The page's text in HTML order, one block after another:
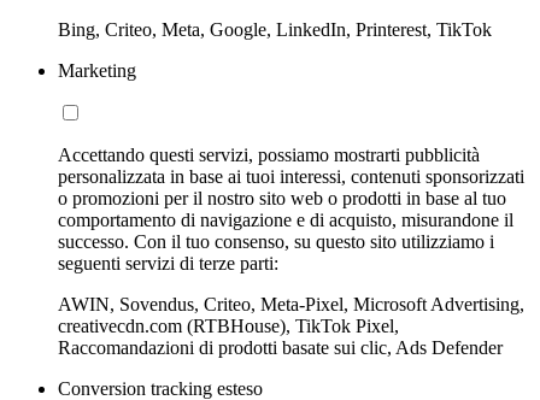
Bing, Criteo, Meta, Google, LinkedIn, Printerest, TikTok
Marketing
Accettando questi servizi, possiamo mostrarti pubblicità
personalizzata in base ai tuoi interessi, contenuti sponsorizzati
o promozioni per il nostro sito web o prodotti in base al tuo
comportamento di navigazione e di acquisto, misurandone il
successo. Con il tuo consenso, su questo sito utilizziamo i
seguenti servizi di terze parti:
AWIN, Sovendus, Criteo, Meta-Pixel, Microsoft Advertising,
creativecdn.com (RTBHouse), TikTok Pixel,
Raccomandazioni di prodotti basate sui clic, Ads Defender
Conversion tracking esteso